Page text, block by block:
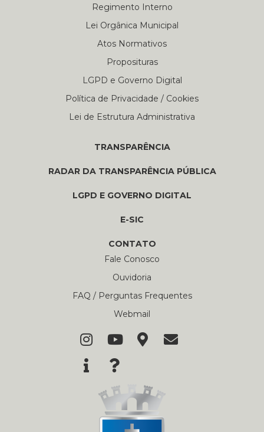
Regimento Interno
Lei Orgânica Municipal
Atos Normativos
Proposituras
LGPD e Governo Digital
Política de Privacidade / Cookies
Lei de Estrutura Administrativa
TRANSPARÊNCIA
RADAR DA TRANSPARÊNCIA PÚBLICA
LGPD E GOVERNO DIGITAL
E-SIC
CONTATO
Fale Conosco
Ouvidoria
FAQ / Perguntas Frequentes
Webmail